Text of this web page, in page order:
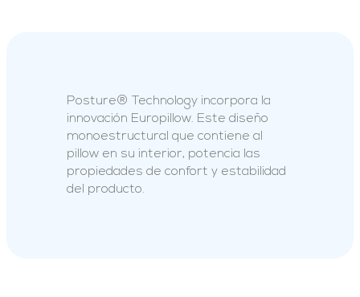
Posture® Technology incorpora la
innovación Europillow. Este diseño
monoestructural que contiene al
pillow en su interior, potencia las
propiedades de confort y estabilidad
del producto.